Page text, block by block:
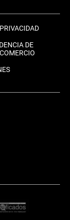
DE